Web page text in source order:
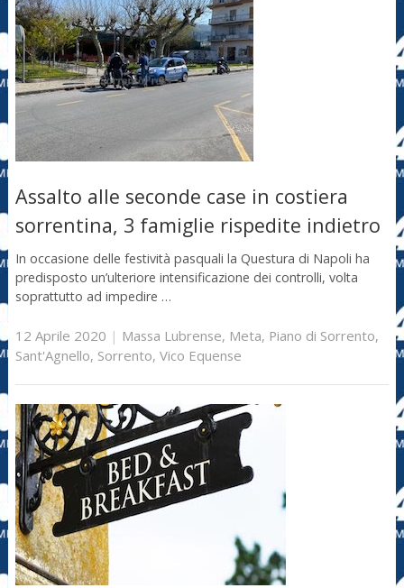
Assalto alle seconde case in costiera
sorrentina, 3 famiglie rispedite indietro
In occasione delle festività pasquali la Questura di Napoli ha
predisposto un’ulteriore intensificazione dei controlli, volta
soprattutto ad impedire …
12 Aprile 2020 | Massa Lubrense, Meta, Piano di Sorrento,
Sant'Agnello, Sorrento, Vico Equense